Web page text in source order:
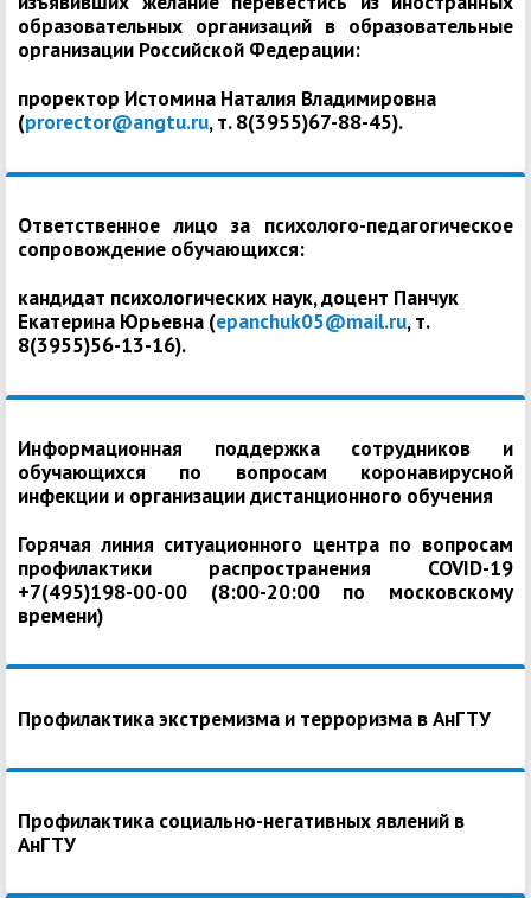
образовательных организаций в образовательные
организации Российской Федерации:
проректор Истомина Наталия Владимировна
(prorector@angtu.ru, т. 8(3955)67-88-45).
Ответственное лицо за психолого-педагогическое
сопровождение обучающихся:
кандидат психологических наук, доцент Панчук
Екатерина Юрьевна (epanchuk05@mail.ru, т.
8(3955)56-13-16).
Информационная поддержка сотрудников и
обучающихся по вопросам коронавирусной
инфекции и организации дистанционного обучения
Горячая линия ситуационного центра по вопросам
профилактики распространения COVID-19
+7(495)198-00-00 (8:00-20:00 по московскому
времени)
Профилактика экстремизма и терроризма в АнГТУ
Профилактика социально-негативных явлений в
АнГТУ